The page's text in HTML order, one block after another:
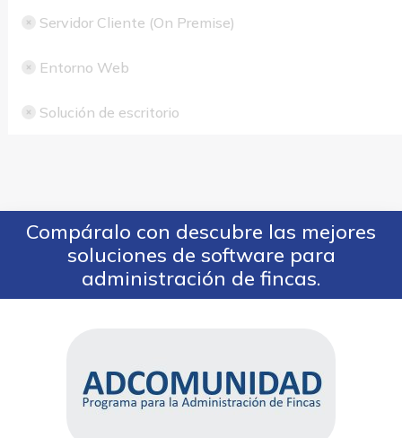
Servidor Cliente (On Premise)
Entorno Web
Solución de escritorio
Compáralo con descubre las mejores
soluciones de software para
administración de fincas.